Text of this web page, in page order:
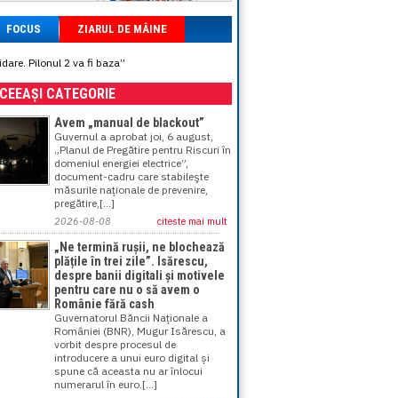
FOCUS ZIARUL DE MÂINE
Pilonul 2 va fi baza”
CATEGORIE
Avem „manual de blackout”
Guvernul a aprobat joi, 6 august,
„Planul de Pregătire pentru Riscuri în
domeniul energiei electrice”,
document-cadru care stabileşte
măsurile naţionale de prevenire,
pregătire,[...]
2026-08-08 citeste mai mult
„Ne termină rușii, ne blochează
plățile în trei zile”. Isărescu,
despre banii digitali și motivele
pentru care nu o să avem o
Românie fără cash
Guvernatorul Băncii Naționale a
României (BNR), Mugur Isărescu, a
vorbit despre procesul de
introducere a unui euro digital și
spune că aceasta nu ar înlocui
numerarul în euro.[...]